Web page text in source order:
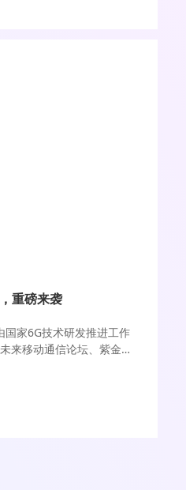
重磅来袭
家6G技术研发推进工作
来移动通信论坛、紫金山